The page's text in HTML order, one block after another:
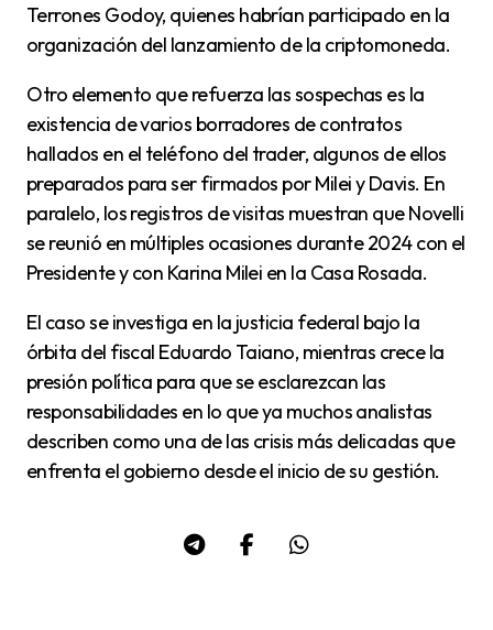
Terrones Godoy, quienes habrían participado en la
organización del lanzamiento de la criptomoneda.
Otro elemento que refuerza las sospechas es la
existencia de varios borradores de contratos
hallados en el teléfono del trader, algunos de ellos
preparados para ser firmados por Milei y Davis. En
paralelo, los registros de visitas muestran que Novelli
se reunió en múltiples ocasiones durante 2024 con el
Presidente y con Karina Milei en la Casa Rosada.
El caso se investiga en la justicia federal bajo la
órbita del fiscal Eduardo Taiano, mientras crece la
presión política para que se esclarezcan las
responsabilidades en lo que ya muchos analistas
describen como una de las crisis más delicadas que
enfrenta el gobierno desde el inicio de su gestión.